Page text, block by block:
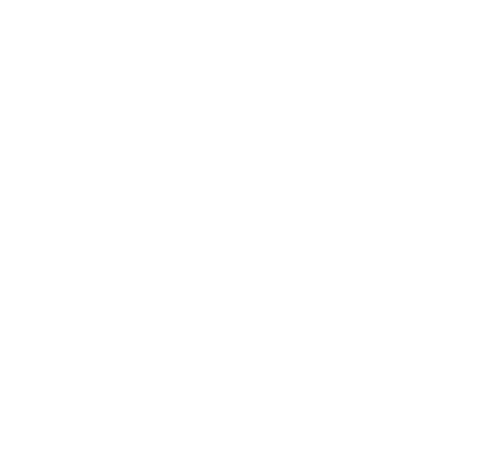
Dobra Stauseen
auf den Weg zu den beiden im Waldviertel
als gemeinsamer Treffpunkt eine kleine Einstiegsstelle am